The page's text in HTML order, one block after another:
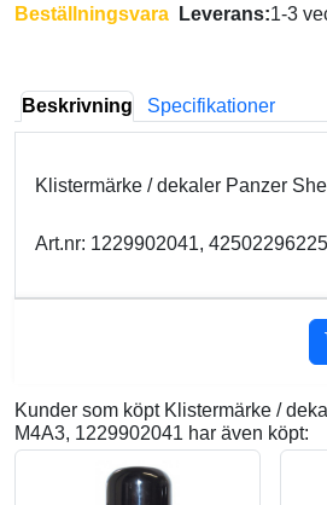
Beställningsvara Leverans:1-3
Beskrivning Specifikationer
Klistermärke / dekaler Panzer
Art.nr: 1229902041,
Kunder som köpt Klistermärke /
M4A3, 1229902041 har även köpt: